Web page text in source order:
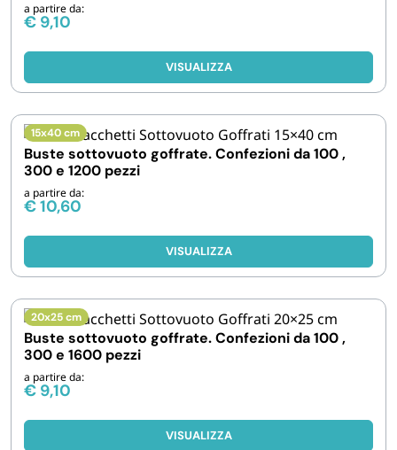
BIODEGRADABILE
a partire da:
€ 9,10
VISUALIZZA
15x40 cm
Buste sottovuoto goffrate. Confezioni da 100 ,
300 e 1200 pezzi
a partire da:
€10,60
VISUALIZZA
20x25 cm
Buste sottovuoto goffrate. Confezioni da 100 ,
300 e 1600 pezzi
a partire da:
€ 9,10
VISUALIZZA